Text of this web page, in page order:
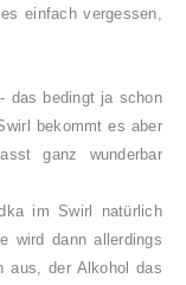
einfach vergessen,
das bedingt ja schon
bekommt es aber
ganz wunderbar
im Swirl natürlich
wird dann allerdings
aus, der Alkohol das